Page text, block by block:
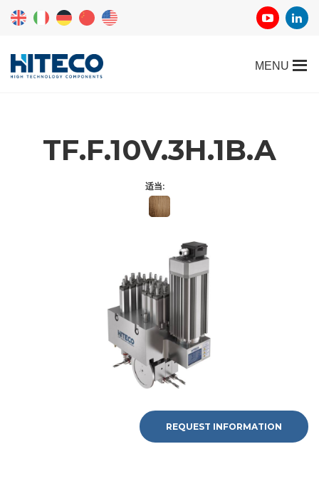
TF.F.10V.3H.1B.A
适当:
REQUEST INFORMATION